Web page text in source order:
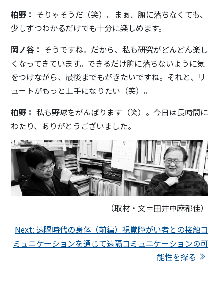
柏野： そりゃそうだ（笑）。まぁ、腑に落ちなくても、
少しずつわかるだけでも十分に楽しめます。
岡ノ谷： そうですね。だから、私も研究がどんどん楽し
くなってきています。できるだけ腑に落ちないように気
をつけながら、最後までもがきたいですね。それと、リ
ュートがもっと上手になりたい（笑）。
柏野： 私も野球をがんばります（笑）。今日は長時間に
わたり、ありがとうございました。
（取材・文＝田井中麻都佳）
Next: 遠隔時代の身体（前編）視覚障がい者との接触コ
ミュニケーションを通じて遠隔コミュニケーションの可
能性を探る